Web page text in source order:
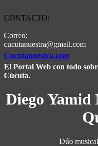
CONTACTO:
Correo:
cucutanuestra@gmail.com
Cucutanuestra.com
El Portal Web con todo
Cúcuta.
Diego
Dúo